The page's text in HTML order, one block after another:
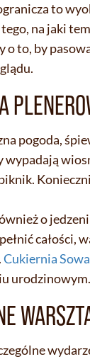
to
na jaki
o to, by
pogoda,
o
Cukiernia Sowa
urodzinowym.